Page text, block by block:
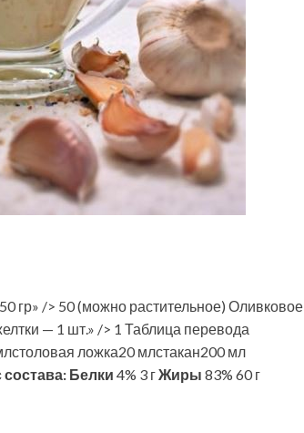
гр» /> 50 (можно растительное) Оливковое
— 1 шт.» /> 1 Таблица перевода
ложка20 млстакан200 мл
состава: Белки 4% 3 гЖиры 83% 60 г